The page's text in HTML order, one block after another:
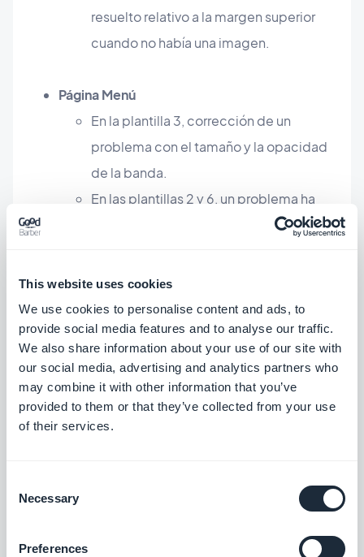
This website uses cookies
We use cookies to personalise content and ads, to
provide social media features and to analyse our traffic.
We also share information about your use of our site with
our social media, advertising and analytics partners who
may combine it with other information that you’ve
provided to them or that they’ve collected from your use
of their services.
Selection
Necessary
Preferences
resuelto relativo a la margen superior
cuando no había una imagen.
Página Menú
En la plantilla 3, corrección de un
problema con el tamaño y la opacidad
de la banda.
En las plantillas 2 y 6, un problema ha
sido resuelto relativo a la barra blanca
Add-on Autentificación
Corrección de un problema que
provocaba un crash con la conexión
Facebook.
En la página de perfil, corrección de un
bug que provocaba un problema de
desplegables cuando este campo era